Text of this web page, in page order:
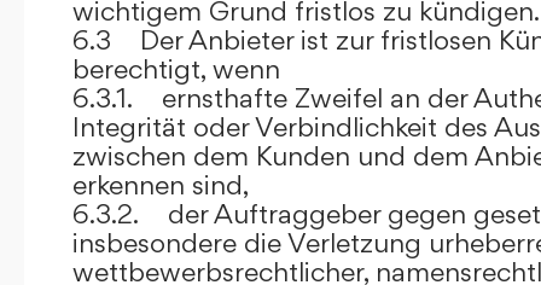
wichtigem Grund fristlos zu kündigen.
6.3 Der Anbieter ist zur fristlosen
berechtigt, wenn
6.3.1. ernsthafte Zweifel an der
Integrität oder Verbindlichkeit des
zwischen dem Kunden und dem
erkennen sind,
6.3.2. der Auftraggeber gegen
insbesondere die Verletzung
wettbewerbsrechtlicher,